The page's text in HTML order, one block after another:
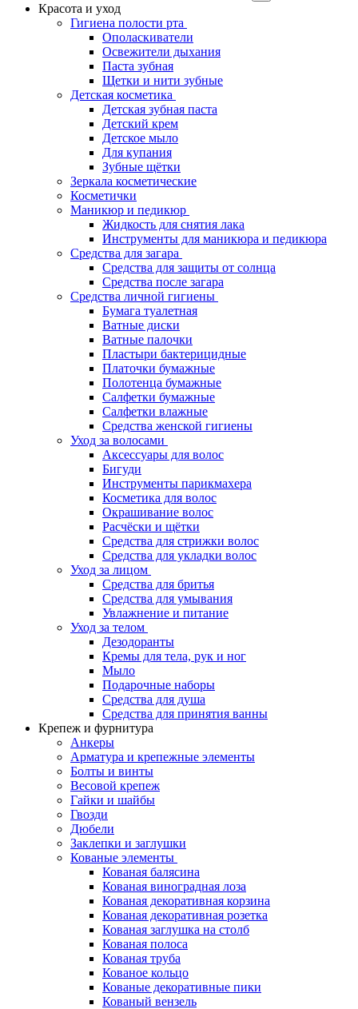
Красота и уход
Гигиена полости рта
Ополаскиватели
Освежители дыхания
Паста зубная
Щетки и нити зубные
Детская косметика
Детская зубная паста
Детский крем
Детское мыло
Для купания
Зубные щётки
Зеркала косметические
Косметички
Маникюр и педикюр
Жидкость для снятия лака
Инструменты для маникюра и педикюра
Средства для загара
Средства для защиты от солнца
Средства после загара
Средства личной гигиены
Бумага туалетная
Ватные диски
Ватные палочки
Пластыри бактерицидные
Платочки бумажные
Полотенца бумажные
Салфетки бумажные
Салфетки влажные
Средства женской гигиены
Уход за волосами
Аксессуары для волос
Бигуди
Инструменты парикмахера
Косметика для волос
Окрашивание волос
Расчёски и щётки
Средства для стрижки волос
Средства для укладки волос
Уход за лицом
Средства для бритья
Средства для умывания
Увлажнение и питание
Уход за телом
Дезодоранты
Кремы для тела, рук и ног
Мыло
Подарочные наборы
Средства для душа
Средства для принятия ванны
Крепеж и фурнитура
Анкеры
Арматура и крепежные элементы
Болты и винты
Весовой крепеж
Гайки и шайбы
Гвозди
Дюбели
Заклепки и заглушки
Кованые элементы
Кованая балясина
Кованая виноградная лоза
Кованая декоративная корзина
Кованая декоративная розетка
Кованая заглушка на столб
Кованая полоса
Кованая труба
Кованое кольцо
Кованые декоративные пики
Кованый вензель